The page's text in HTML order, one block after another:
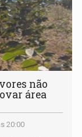
não
área
20:00